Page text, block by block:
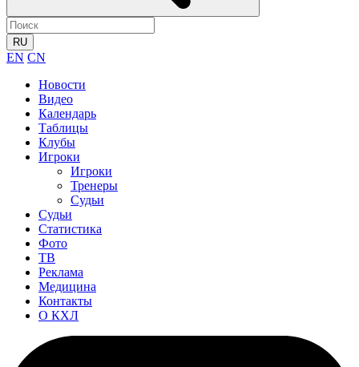
RU
EN CN
Новости
Видео
Календарь
Таблицы
Клубы
Игроки
Игроки
Тренеры
Судьи
Судьи
Статистика
Фото
ТВ
Реклама
Медицина
Контакты
О КХЛ